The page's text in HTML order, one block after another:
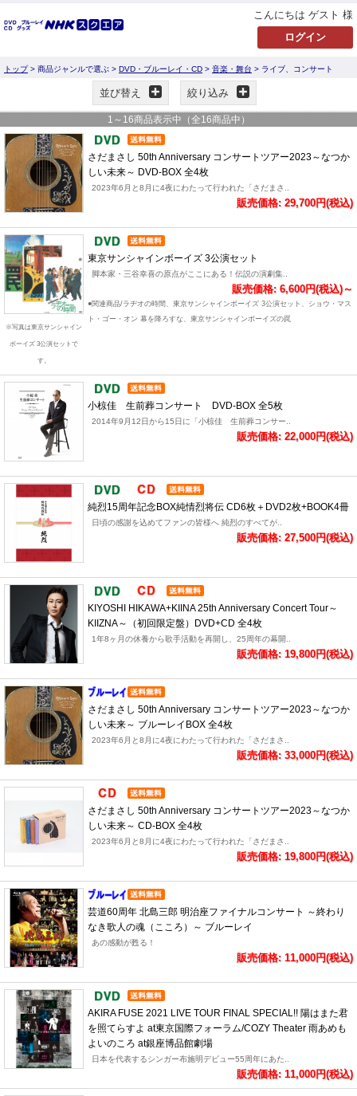
こんにちは ゲスト 様
トップ> 商品ジャンルで選ぶ > DVD・ブルーレイ・CD > 音楽・舞台 > ライブ、コンサート
並び替え 絞り込み
1 ～ 16商品表示中（全16商品中）
さだまさし 50th Anniversary コンサートツアー2023～なつか
しい未来～ DVD-BOX 全4枚
2023年6月と8月に4夜にわたって行われた「さだまさ..
販売価格: 29,700円(税込)
※写真は東京サンシャイン
ボーイズ 3公演セットで
す。
東京サンシャインボーイズ 3公演セット
脚本家・三谷幸喜の原点がここにある！伝説の演劇集..
販売価格: 6,600円(税込)～
●関連商品/ラヂオの時間、東京サンシャインボーイズ 3公演セット、ショウ・マス
ト・ゴー・オン 幕を降ろすな、東京サンシャインボーイズの罠
小椋佳 生前葬コンサート DVD-BOX 全5枚
2014年9月12日から15日に「小椋佳 生前葬コンサー..
販売価格: 22,000円(税込)
純烈15周年記念BOX純情烈将伝 CD6枚＋DVD2枚+BOOK4冊
日頃の感謝を込めてファンの皆様へ 純烈のすべてが..
販売価格: 27,500円(税込)
KIYOSHI HIKAWA+KIINA 25th Anniversary Concert Tour～
KIIZNA～（初回限定盤）DVD+CD 全4枚
1年8ヶ月の休養から歌手活動を再開し、25周年の幕開..
販売価格: 19,800円(税込)
さだまさし 50th Anniversary コンサートツアー2023～なつか
しい未来～ ブルーレイBOX 全4枚
2023年6月と8月に4夜にわたって行われた「さだまさ..
販売価格: 33,000円(税込)
さだまさし 50th Anniversary コンサートツアー2023～なつか
しい未来～ CD-BOX 全4枚
2023年6月と8月に4夜にわたって行われた「さだまさ..
販売価格: 19,800円(税込)
芸道60周年 北島三郎 明治座ファイナルコンサート ～終わり
なき歌人の魂（こころ）～ ブルーレイ
あの感動が甦る！
販売価格: 11,000円(税込)
AKIRA FUSE 2021 LIVE TOUR FINAL SPECIAL!! 陽はまた君
を照てらすよ at東京国際フォーラム/COZY Theater 雨あめも
よいのころ at銀座博品館劇場
日本を代表するシンガー布施明デビュー55周年にあた..
販売価格: 11,000円(税込)